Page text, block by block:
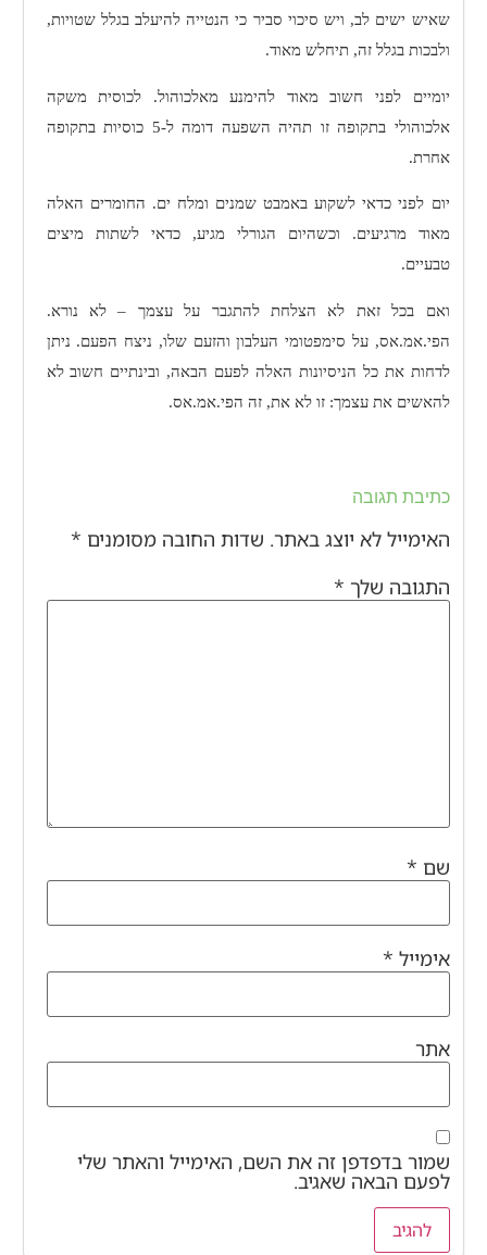
שאיש ישים לב, ויש סיכוי סביר כי הנטייה להיעלב בגלל שטויות,
ולבכות בגלל זה, תיחלש מאוד.
יומיים לפני חשוב מאוד להימנע מאלכוהול. לכוסית משקה
אלכוהולי בתקופה זו תהיה השפעה דומה ל-5 כוסיות בתקופה
אחרת.
יום לפני כדאי לשקוע באמבט שמנים ומלח ים. החומרים האלה
מאוד מרגיעים. וכשהיום הגורלי מגיע, כדאי לשתות מיצים
טבעיים.
ואם בכל זאת לא הצלחת להתגבר על עצמך – לא נורא.
הפי.אמ.אס, על סימפטומי העלבון והזעם שלו, ניצח הפעם. ניתן
לדחות את כל הניסיונות האלה לפעם הבאה, ובינתיים חשוב לא
להאשים את עצמך: זו לא את, זה הפי.אמ.אס.
כתיבת תגובה
האימייל לא יוצג באתר. שדות החובה מסומנים *
התגובה שלך *
שם *
אימייל *
אתר
שמור בדפדפן זה את השם, האימייל והאתר שלי
לפעם הבאה שאגיב.